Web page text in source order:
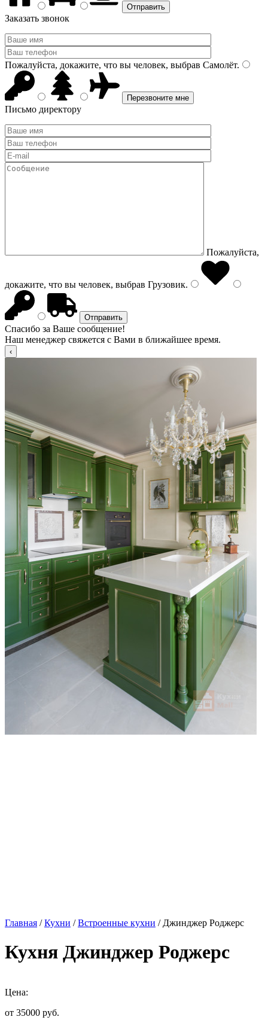
Заказать звонок
Пожалуйста, докажите, что вы человек, выбрав Самолёт.
Письмо директору
Пожалуйста,
докажите, что вы человек, выбрав Грузовик.
Спасибо за Ваше сообщение!
Наш менеджер свяжется с Вами в ближайшее время.
Главная /Кухни /Встроенные кухни / Джинджер Роджерс
Кухня Джинджер Роджерс
Цена:
от 35000 руб.